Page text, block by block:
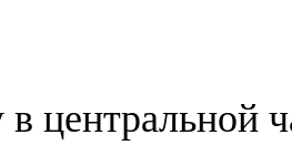
центральной